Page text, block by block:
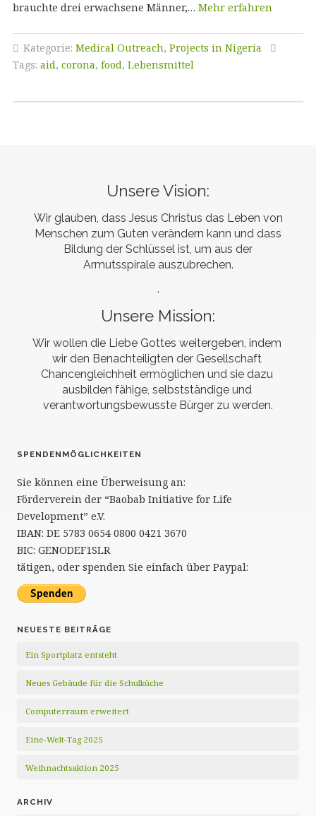
brauchte drei erwachsene Männer,… Mehr erfahren
Kategorie: Medical Outreach, Projects in Nigeria
Tags: aid, corona, food, Lebensmittel
Unsere Vision:
Wir glauben, dass Jesus Christus das Leben von
Menschen zum Guten verändern kann und dass
Bildung der Schlüssel ist, um aus der
Armutsspirale auszubrechen.
.
Unsere Mission:
Wir wollen die Liebe Gottes weitergeben, indem
wir den Benachteiligten der Gesellschaft
Chancengleichheit ermöglichen und sie dazu
ausbilden fähige, selbstständige und
verantwortungsbewusste Bürger zu werden.
SPENDENMÖGLICHKEITEN
Sie können eine Überweisung an:
Förderverein der “Baobab Initiative for Life
Development” e.V.
IBAN: DE 5783 0654 0800 0421 3670
BIC: GENODEF1SLR
tätigen, oder spenden Sie einfach über Paypal:
NEUESTE BEITRÄGE
Ein Sportplatz entsteht
Neues Gebäude für die Schulküche
Computerraum erweitert
Eine-Welt-Tag 2025
Weihnachtsaktion 2025
ARCHIV